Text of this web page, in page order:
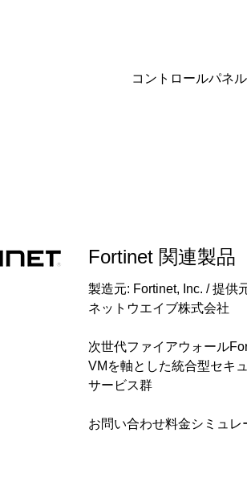
コントロールパネル
Fortinet 関連製品
製造元: Fortinet, Inc. / 提供
ネットウエイブ株式会社
次世代ファイアウォール
VMを軸とした統合型セキ
サービス群
お問い合わせ料金シミュレ